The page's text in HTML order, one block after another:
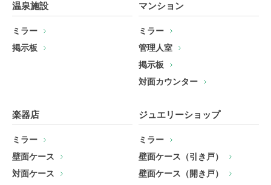
温泉施設
ミラー
掲示板
マンション
ミラー
管理人室
掲示板
対面カウンター
楽器店
ミラー
壁面ケース
対面ケース
ジュエリーショップ
ミラー
壁面ケース（引き戸）
壁面ケース（開き戸）